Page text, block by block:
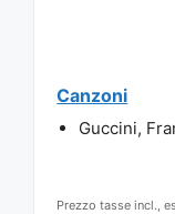
Canzoni
Guccini,
Prezzo tasse incl.,